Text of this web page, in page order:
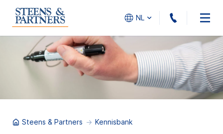
NL 010 -
Steens & Partners Kennisbank